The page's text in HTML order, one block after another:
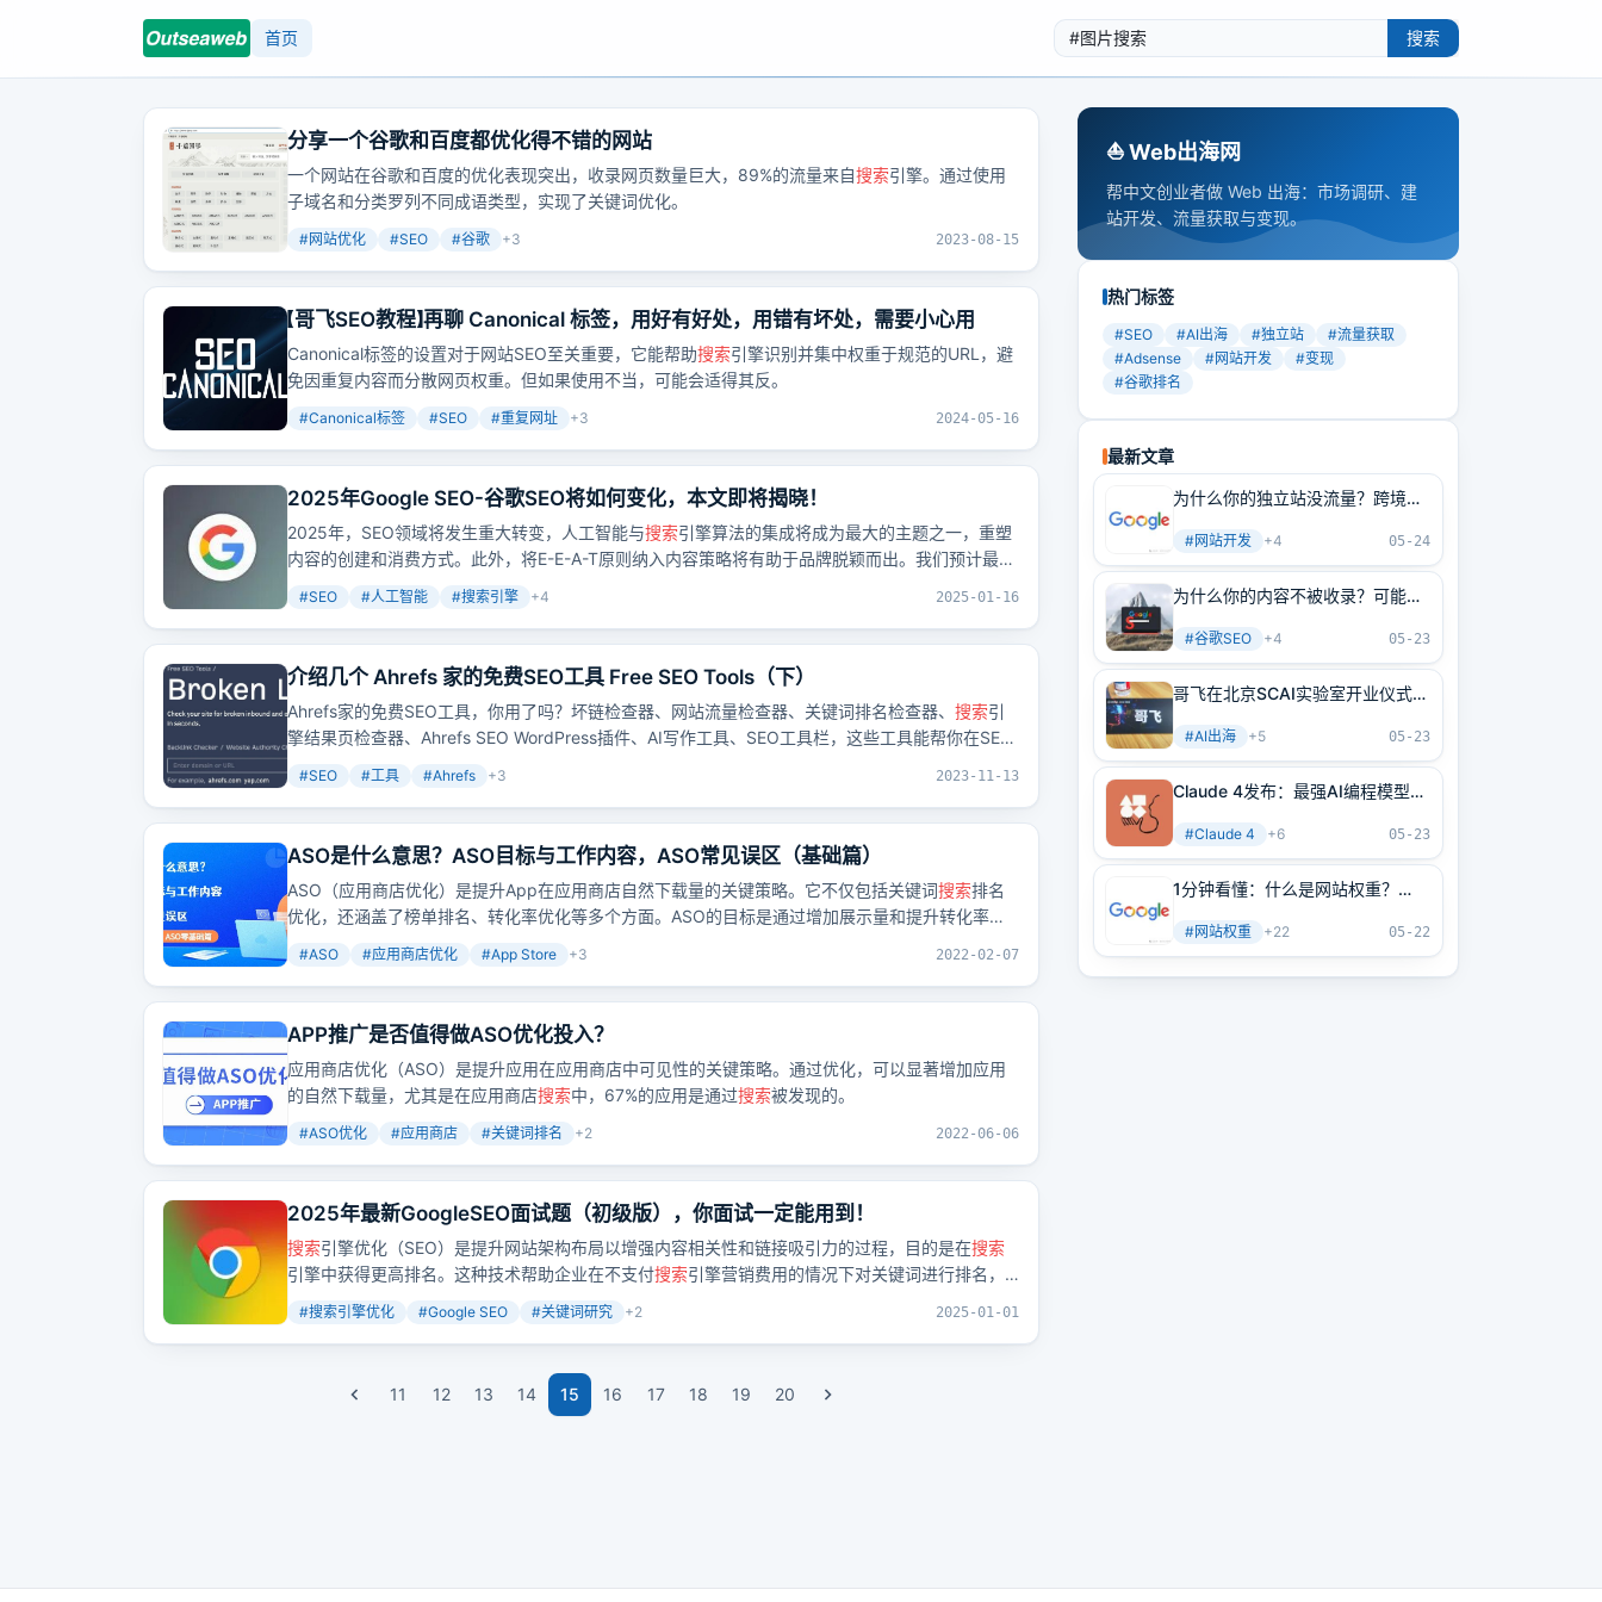
首页 搜索
分享一个谷歌和百度都优化得不错的网站
一个网站在谷歌和百度的优化表现突出，收录网页数量巨大，89%的流量来自搜索引擎。通过使用
子域名和分类罗列不同成语类型，实现了关键词优化。
#网站优化 #SEO #谷歌 +3 2023-08-15
【哥飞SEO教程】再聊 Canonical 标签，用好有好处，用错有坏处，需要小心用
Canonical标签的设置对于网站SEO至关重要，它能帮助搜索引擎识别并集中权重于规范的URL，避
免因重复内容而分散网页权重。但如果使用不当，可能会适得其反。
#Canonical标签 #SEO #重复网址 +3 2024-05-16
2025年Google SEO-谷歌SEO将如何变化，本文即将揭晓！
2025年，SEO领域将发生重大转变，人工智能与搜索引擎算法的集成将成为最大的主题之一，重塑
内容的创建和消费方式。此外，将E-E-A-T原则纳入内容策略将有助于品牌脱颖而出。我们预计最重
要的变化之一是人工智能生成的内容和人工智能概述的兴起。这些发展将影响SEO专业人士如何制
定内容开发策略和优化
#SEO #人工智能 #搜索引擎 +4 2025-01-16
介绍几个 Ahrefs 家的免费SEO工具 Free SEO Tools（下）
Ahrefs家的免费SEO工具，你用了吗？坏链检查器、网站流量检查器、关键词排名检查器、 搜索引
擎结果页检查器、Ahrefs SEO WordPress插件、AI写作工具、SEO工具栏，这些工具能帮你在SEO
#SEO #工具 #Ahrefs +3 2023-11-13
ASO是什么意思？ASO目标与工作内容，ASO常见误区（基础篇）
ASO（应用商店优化）是提升App在应用商店自然下载量的关键策略。它不仅包括关键词搜索排名
优化，还涵盖了榜单排名、转化率优化等多个方面。ASO的目标是通过增加展示量和提升转化率来
获取更多用户，而不仅仅是简单的刷榜行为。
#ASO #应用商店优化 #App Store +3 2022-02-07
APP推广是否值得做ASO优化投入？
应用商店优化（ASO）是提升应用在应用商店中可见性的关键策略。通过优化，可以显著增加应用
的自然下载量，尤其是在应用商店搜索中，67%的应用是通过搜索被发现的。
#ASO优化 #应用商店 #关键词排名 +2 2022-06-06
2025年最新GoogleSEO面试题（初级版），你面试一定能用到！
搜索引擎优化（SEO）是提升网站架构布局以增强内容相关性和链接吸引力的过程，目的是在搜索
引擎中获得更高排名。这种技术帮助企业在不支付搜索引擎营销费用的情况下对关键词进行排名，
吸引最有价值的访问者。
#搜索引擎优化 #Google SEO #关键词研究 +2 2025-01-01
11 12 13 14 15 16 17 18 19 20
⛵️ Web出海网
帮中文创业者做 Web 出海：市场调研、建
站开发、流量获取与变现。
热门标签
#SEO #AI出海 #独立站 #流量获取
#Adsense #网站开发 #变现
#谷歌排名
最新文章
为什么你的独立站没流量？跨境卖
#网站开发 +4 05-24
为什么你的内容不被收录？可能是
方法
#谷歌SEO +4 05-23
哥飞在北京SCAI实验室开业仪式上
#AI出海 +5 05-23
Claude 4发布：最强AI编程模型
#Claude 4 +6 05-23
1分钟看懂：什么是网站权重？
南（原创不易）
#网站权重 +22 05-22